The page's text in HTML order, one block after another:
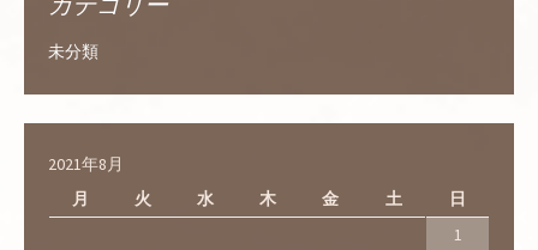
未分類
2021年8月
月
火 水 木 金 土 日
1